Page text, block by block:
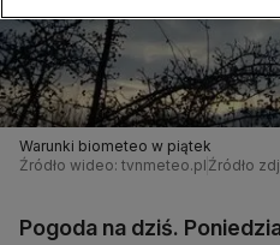
Warunki biometeo w piątek
Źródło wideo: tvnmeteo.pl Źródło
Pogoda na dziś.